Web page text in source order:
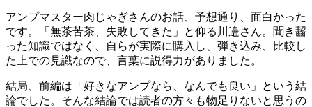
アンプマスター肉じゃぎさんのお話、予想通り、面白かった
です。「無茶苦茶、失敗してきた」と仰る川邉さん。聞き齧
った知識ではなく、自らが実際に購入し、弾き込み、比較し
た上での見識なので、言葉に説得力がありました。
結局、前編は「好きなアンプなら、なんでも良い」という結
論でした。そんな結論では読者の方々も物足りないと思うの